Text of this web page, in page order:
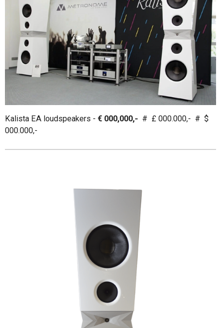
Kalista EA loudspeakers - € 000,000,- # £ 000.000,- # $
000.000,-